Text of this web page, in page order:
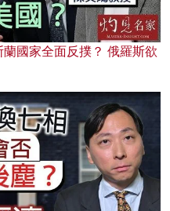
國家全面反撲？ 俄羅斯欲